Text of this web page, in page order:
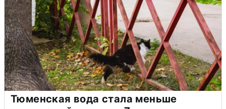
Тюменская вода стала меньше